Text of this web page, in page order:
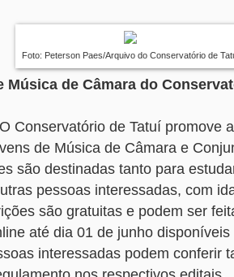
Foto: Peterson Paes/Arquivo do Conservatório de
Música de Câmara do
Conservatório de Tatuí promove
de Música de Câmara e
são destinadas tanto para
pessoas interessadas, com
são gratuitas e podem ser
até dia 01 de junho
interessadas podem conferir